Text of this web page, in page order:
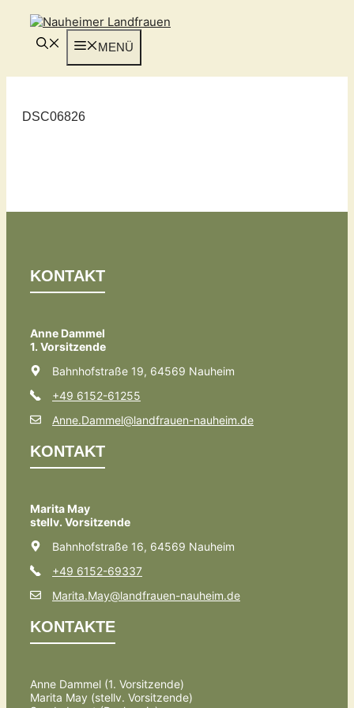
Inhalt
springen
MENÜ
DSC06826
KONTAKT
Anne Dammel
1. Vorsitzende
Bahnhofstraße 19, 64569 Nauheim
+49 6152-61255
Anne.Dammel@landfrauen-nauheim.de
KONTAKT
Marita May
stellv. Vorsitzende
Bahnhofstraße 16, 64569 Nauheim
+49 6152-69337
Marita.May@landfrauen-nauheim.de
KONTAKTE
Anne Dammel (1. Vorsitzende)
Marita May (stellv. Vorsitzende)